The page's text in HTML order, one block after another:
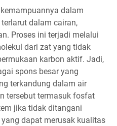
dalam
dalam cairan,
Proses ini terjadi melalui
dari zat yang tidak
karbon aktif. Jadi,
spons besar yang
terkandung dalam air
tersebut termasuk fosfat
jika tidak ditangani
dapat merusak kualitas